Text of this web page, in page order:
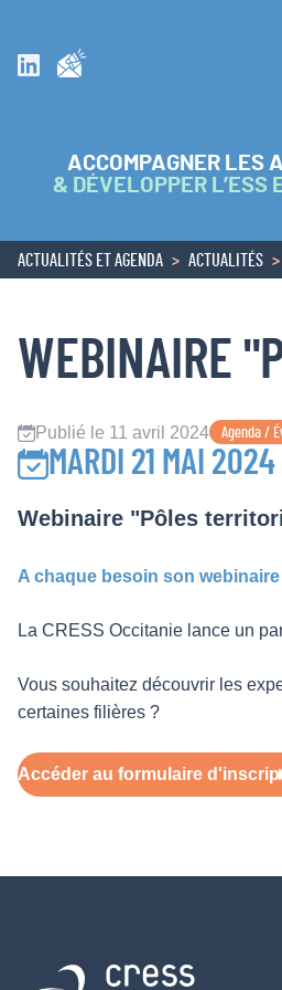
Suivez nous sur Linkedin
ACCOMPAGNER LES
& DÉVELOPPER L’ESS
ACCUEIL
ACTUALITÉS ET AGENDA ACTUALITÉS
WEBINAIRE
Publié le 11 avril 2024 Agenda /
MARDI 21 MAI
Webinaire "Pôles
A chaque besoin son webinaire
La CRESS Occitanie lance un
Vous souhaitez découvrir les
certaines filières ?
Accéder au formulaire
Retour à l'accueil